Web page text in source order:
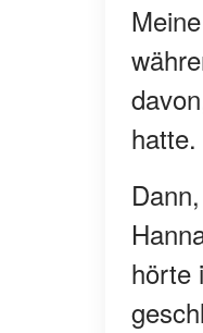
hatte.
hörte